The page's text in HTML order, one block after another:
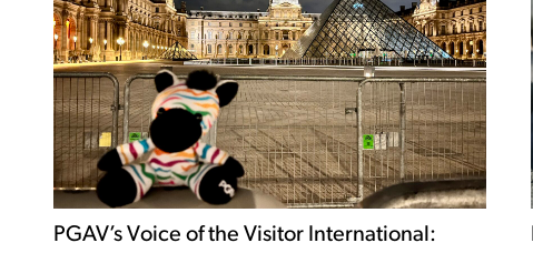
PGAV’s Voice of the Visitor International: